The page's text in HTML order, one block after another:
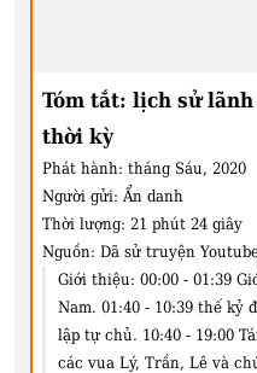
Tóm tắt: lịch sử
thời kỳ
Phát hành: tháng Sáu, 2020
Người gửi: Ẩn danh
Thời lượng: 21 phút 24 giây
Nguồn: Dã sử truyện
Giới thiệu: 00:00 - 01:39
Nam. 01:40 - 10:39 thế kỷ
lập tự chủ. 10:40 - 19:00
các vua Lý, Trần, Lê và